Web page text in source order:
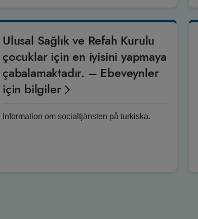
Ulusal Sağlık ve Refah Kurulu
çocuklar için en iyisini yapmaya
çabalamaktadır. – Ebeveynler
için bilgiler
Information om socialtjänsten på turkiska.